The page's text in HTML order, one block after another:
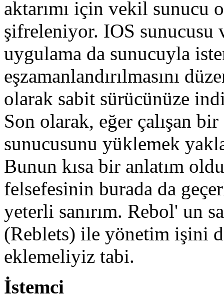
aktarımı için vekil sunucu
şifreleniyor. IOS
uygulama da sunucuyla
eşzamanlandırılmasını
olarak sabit sürücünüze
Son olarak, eğer çalışan
sunucusunu yüklemek
Bunun kısa bir anlatım
felsefesinin burada da
yeterli sanırım. Rebol' un
(Reblets) ile yönetim işini
eklemeliyiz tabi.
İstemci